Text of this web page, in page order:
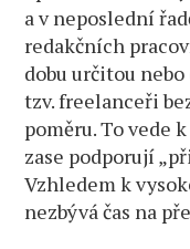
a v neposlední
redakčních
dobu určitou
tzv. freelanceři
poměru. To vede
zase podporují
Vzhledem k
nezbývá čas na